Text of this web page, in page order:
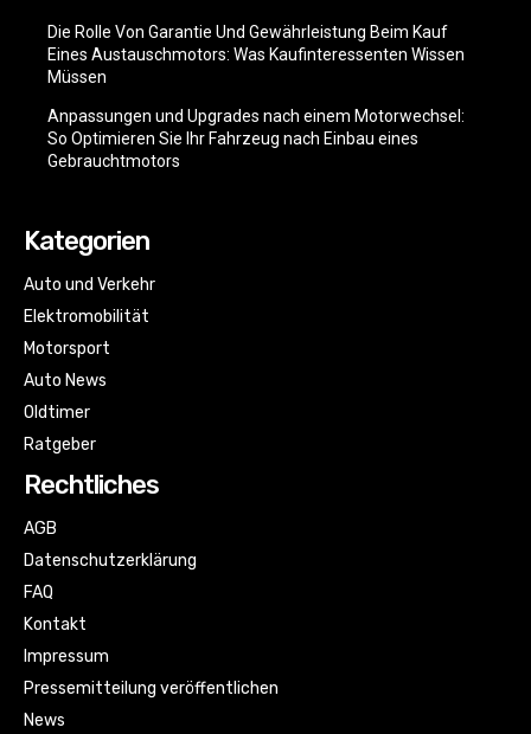
Die Rolle Von Garantie Und Gewährleistung Beim Kauf
Eines Austauschmotors: Was Kaufinteressenten Wissen
Müssen
Anpassungen und Upgrades nach einem Motorwechsel:
So Optimieren Sie Ihr Fahrzeug nach Einbau eines
Gebrauchtmotors
Kategorien
Auto und Verkehr
Elektromobilität
Motorsport
Auto News
Oldtimer
Ratgeber
Rechtliches
AGB
Datenschutzerklärung
FAQ
Kontakt
Impressum
Pressemitteilung veröffentlichen
News